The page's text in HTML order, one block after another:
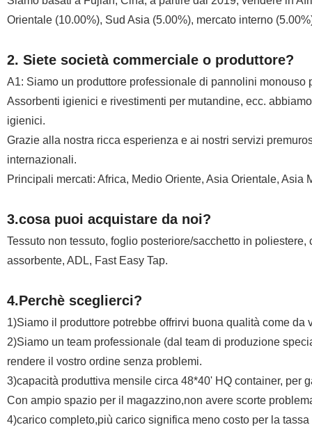
Orientale (10.00%), Sud Asia (5.00%), mercato interno
2. Siete società commerciale o produttore?
A1: Siamo un produttore professionale di pannolini
Assorbenti igienici e rivestimenti per mutandine, ecc.
igienici.
Grazie alla nostra ricca esperienza e ai nostri servizi
internazionali.
Principali mercati: Africa, Medio Oriente, Asia Orientale, Asia
3.cosa puoi acquistare da noi?
Tessuto non tessuto, foglio posteriore/sacchetto in
assorbente, ADL, Fast Easy Tap.
4.Perchè sceglierci?
1)Siamo il produttore potrebbe offrirvi buona qualità come da
2)Siamo un team professionale (dal team di produzione
rendere il vostro ordine senza problemi.
3)capacità produttiva mensile circa 48*40' HQ container, per
Con ampio spazio per il magazzino,non avere scorte
4)carico completo,più carico significa meno costo per la tassa